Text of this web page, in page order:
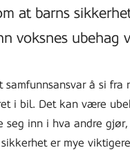
at barns
voksnes ubehag
samfunnsansvar å si fra
i bil. Det kan være
seg inn i hva andre
er mye